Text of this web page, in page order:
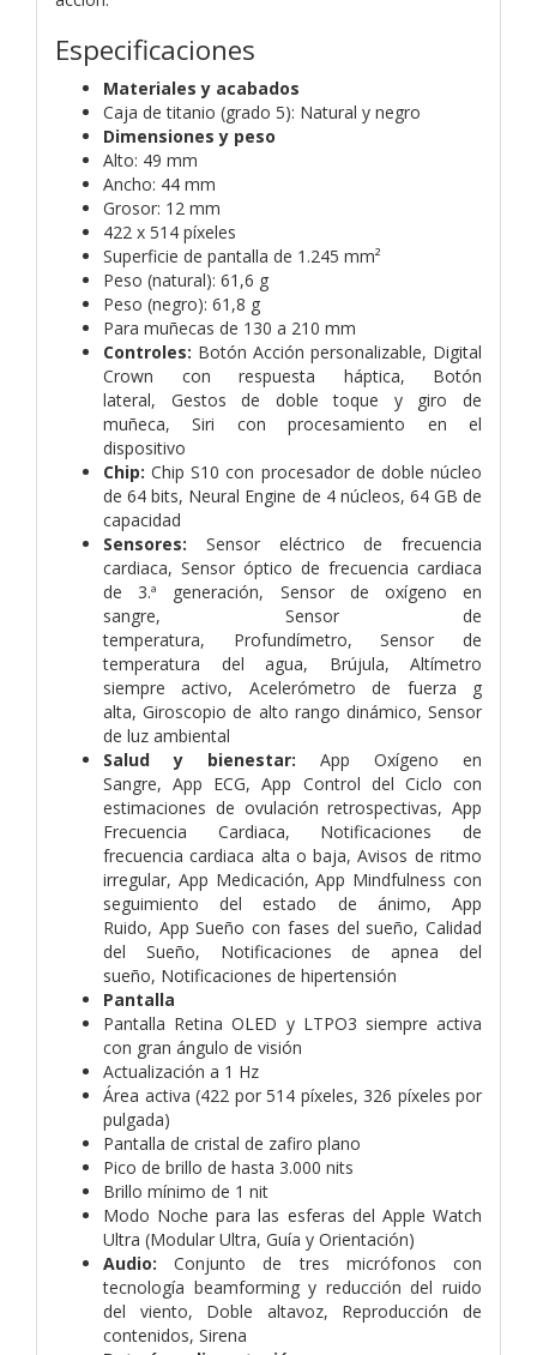
Especificaciones
Materiales y acabados
Caja de titanio (grado 5): Natural y negro
Dimensiones y peso
Alto: 49 mm
Ancho: 44 mm
Grosor: 12 mm
422 x 514 píxeles
Superficie de pantalla de 1.245 mm²
Peso (natural): 61,6 g
Peso (negro): 61,8 g
Para muñecas de 130 a 210 mm
Controles: Botón Acción personalizable, Digital
Crown con respuesta háptica, Botón
lateral, Gestos de doble toque y giro de
muñeca,Siri con procesamiento en el
dispositivo
Chip:Chip S10 con procesador de doble núcleo
de 64 bits, Neural Engine de 4 núcleos, 64 GB de
capacidad
Sensores:
Sensor eléctrico de frecuencia
cardiaca, Sensor óptico de frecuencia cardiaca
de 3.ª generación, Sensor de oxígeno en
sangre, Sensor de
temperatura, Profundímetro,Sensor de
temperatura del agua, Brújula, Altímetro
siempre activo, Acelerómetro de fuerza g
alta,Giroscopio de alto rango dinámico,Sensor
de luz ambiental
Salud y bienestar:
App Oxígeno en
Sangre,App ECG,App Control del Ciclo con
estimaciones de ovulación retrospectivas, App
Frecuencia Cardiaca, Notificaciones de
frecuencia cardiaca alta o baja,Avisos de ritmo
irregular, App Medicación,App Mindfulness con
seguimiento del estado de ánimo, App
Ruido, App Sueño con fases del sueño,Calidad
del Sueño, Notificaciones de apnea del
sueño, Notificaciones de hipertensión
Pantalla
Pantalla Retina OLED y LTPO3 siempre activa
con gran ángulo de visión
Actualización a 1 Hz
Área activa (422 por 514 píxeles, 326 píxeles por
pulgada)
Pantalla de cristal de zafiro plano
Pico de brillo de hasta 3.000 nits
Brillo mínimo de 1 nit
Modo Noche para las esferas del Apple Watch
Ultra (Modular Ultra, Guía y Orientación)
Audio:Conjunto de tres micrófonos con
tecnología beamforming y reducción del ruido
del viento, Doble altavoz, Reproducción de
contenidos, Sirena